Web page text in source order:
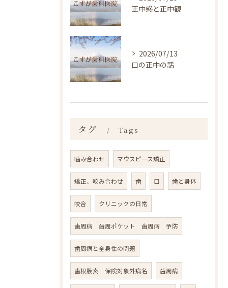
正中感と正中観
2026/07/13
口の正中の話
タグ Tags
噛み合わせ マウスピース矯正
矯正、咬み合わせ 歯 口 歯と身体
咬合 クリニックの日常
歯周病 歯周ポケット 歯周病 予防
歯周病と全身性の問題
歯根膜炎 保険対象外病名 歯周病